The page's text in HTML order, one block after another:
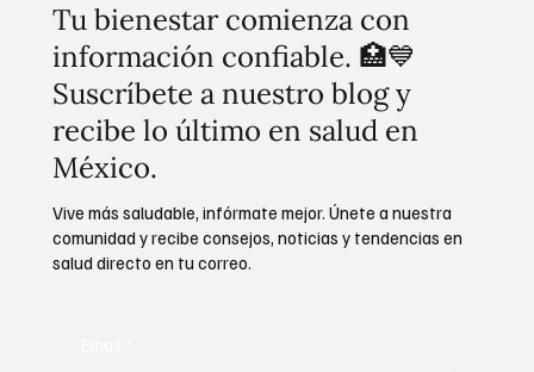
Tu bienestar comienza con
información confiable. 🏥💙
Suscríbete a nuestro blog y
recibe lo último en salud en
México.
Vive más saludable, infórmate mejor. Únete a nuestra
comunidad y recibe consejos, noticias y tendencias en
salud directo en tu correo.